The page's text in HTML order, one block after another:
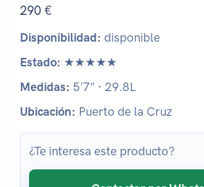
290 €
Disponibilidad: disponible
Estado: ★★★★★
Medidas: 5'7" · 29.8L
Ubicación: Puerto de la Cruz
¿Te interesa este producto?